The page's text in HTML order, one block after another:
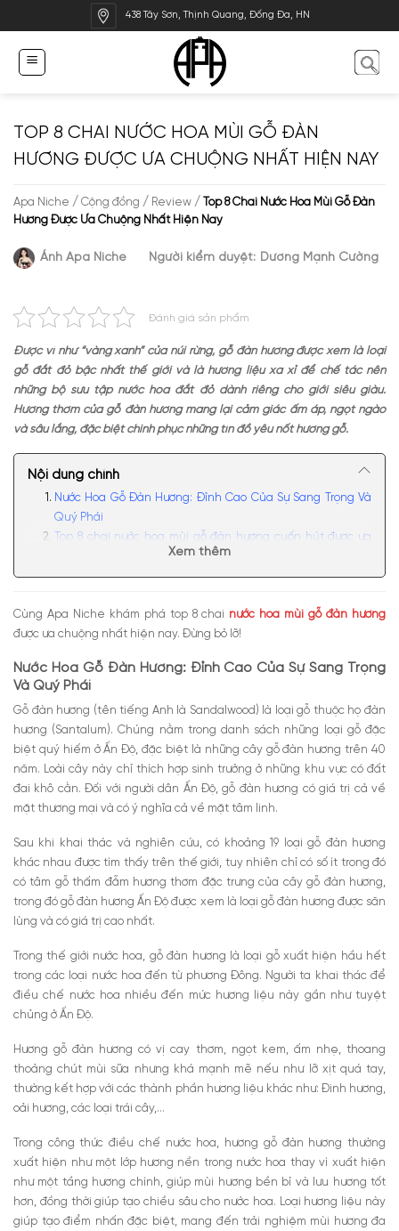
qua
dung
438 Tây Sơn, Thịnh Quang, Đống Đa, HN
TOP 8 CHAI NƯỚC HOA MÙI GỖ ĐÀN
HƯƠNG ĐƯỢC ƯA CHUỘNG NHẤT HIỆN NAY
Apa Niche / Cộng đồng / Review /
Top 8 Chai Nước Hoa Mùi Gỗ Đàn
Hương Được Ưa Chuộng Nhất Hiện Nay
Ánh Apa Niche Người kiểm duyệt: Dương Mạnh Cường
Đánh giá sản phẩm
Được ví như “vàng xanh” của núi rừng, gỗ đàn hương được xem là loại
gỗ đắt đỏ bậc nhất thế giới và là hương liệu xa xỉ để chế tác nên
những bộ sưu tập nước hoa đắt đỏ dành riêng cho giới siêu giàu.
Hương thơm của gỗ đàn hương mang lại cảm giác ấm áp, ngọt ngào
và sâu lắng, đặc biệt chinh phục những tín đồ yêu nốt hương gỗ.
Nội dung chính
Nước Hoa Gỗ Đàn Hương: Đỉnh Cao Của Sự Sang Trọng Và
Quý Phái
Top 8 chai nước hoa mùi gỗ đàn hương cuốn hút được ưa
chuộng nhất hiện nay
Nước hoa hương gỗ đàn hương Le Labo Santal 33
Magnifying Sandalwood EDP
Nước hoa unisex mùi gỗ đàn hương Diptyque Tam Dao
Nước hoa nam mùi gỗ đàn hương Valentino Uomo Noir
Nước hoa nữ mùi gỗ đàn hương Bvlgari Ma’magnifica
EDP
Nước hoa gỗ đàn hương thơm lâu Sacred Wood By
Kilian
Nước hoa hương gỗ đàn hương Memo Paris Santal du
Pacifique Perris Monte Carlo
Làm sao để nước hoa mùi gỗ bám tỏa lâu hơn?
Mua nước hoa hương gỗ đàn hương cao cấp ở đâu uy tín?
Xem thêm
Cùng Apa Niche khám phá top 8 chai nước hoa mùi gỗ đàn hương
được ưa chuộng nhất hiện nay. Đừng bỏ lỡ!
Nước Hoa Gỗ Đàn Hương: Đỉnh Cao Của Sự Sang Trọng
Và Quý Phái
Gỗ đàn hương (tên tiếng Anh là Sandalwood) là loại gỗ thuộc họ đàn
hương (Santalum). Chúng nằm trong danh sách những loại gỗ đặc
biệt quý hiếm ở Ấn Độ, đặc biệt là những cây gỗ đàn hương trên 40
năm. Loài cây này chỉ thích hợp sinh trưởng ở những khu vực có đất
đai khô cằn. Đối với người dân Ấn Độ, gỗ đàn hương có giá trị cả về
mặt thương mại và có ý nghĩa cả về mặt tâm linh.
Sau khi khai thác và nghiên cứu, có khoảng 19 loại gỗ đàn hương
khác nhau được tìm thấy trên thế giới, tuy nhiên chỉ có số ít trong đó
có tâm gỗ thấm đẫm hương thơm đặc trưng của cây gỗ đàn hương,
trong đó gỗ đàn hương Ấn Độ được xem là loại gỗ đàn hương được săn
lùng và có giá trị cao nhất.
Trong thế giới nước hoa, gỗ đàn hương là loại gỗ xuất hiện hầu hết
trong các loại nước hoa đến từ phương Đông. Người ta khai thác để
điều chế nước hoa nhiều đến mức hương liệu này gần như tuyệt
chủng ở Ấn Độ.
Hương gỗ đàn hương có vị cay thơm, ngọt kem, ấm nhẹ, thoang
thoảng chút mùi sữa nhưng khá mạnh mẽ nếu như lỡ xịt quá tay,
thường kết hợp với các thành phần hương liệu khác như: Đinh hương,
oải hương, các loại trái cây,…
Trong công thức điều chế nước hoa, hương gỗ đàn hương thường
xuất hiện như một lớp hương nền trong nước hoa thay vì xuất hiện
như một tầng hương chính, giúp mùi hương bền bỉ và lưu hương tốt
hơn, đồng thời giúp tạo chiều sâu cho nước hoa. Loại hương liệu này
giúp tạo điểm nhấn đặc biệt, mang đến trải nghiệm mùi hương đa